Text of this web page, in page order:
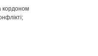
кордоном